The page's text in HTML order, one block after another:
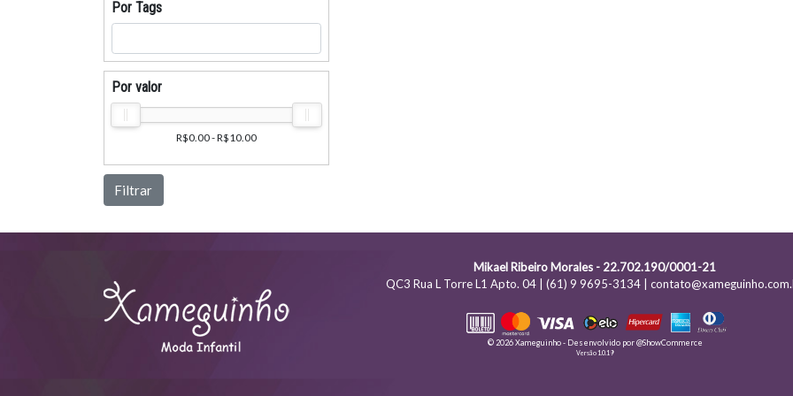
Por Tags
Por valor
R$0.00 - R$10.00
Filtrar
Mikael Ribeiro Morales - 22.702.190/0001-21
QC3 Rua L Torre L1 Apto. 04 | (61) 9 9695-3134 |
© 2026 Xameguinho - Desenvolvido por@ShowCommerce
Versão 1.0.19